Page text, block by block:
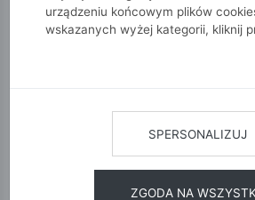
urządzeniu końcowym plików
wskazanych wyżej kategorii, kliknij
SPERSONALIZUJ
ZGODA NA